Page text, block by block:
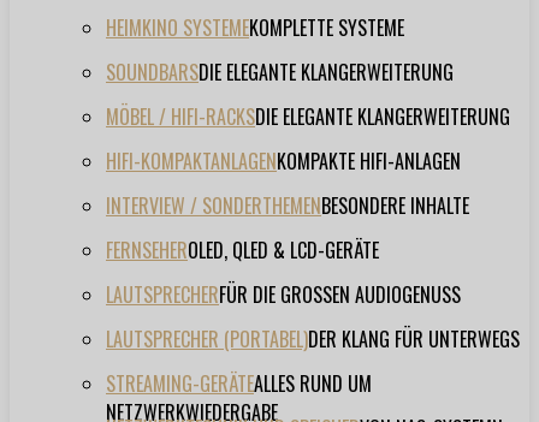
HEIMKINO SYSTEMEKOMPLETTE SYSTEME
SOUNDBARSDIE ELEGANTE KLANGERWEITERUNG
MÖBEL / HIFI-RACKSDIE ELEGANTE KLANGERWEITERUNG
HIFI-KOMPAKTANLAGENKOMPAKTE HIFI-ANLAGEN
INTERVIEW / SONDERTHEMENBESONDERE INHALTE
FERNSEHEROLED, QLED & LCD-GERÄTE
LAUTSPRECHERFÜR DIE GROSSEN AUDIOGENUSS
LAUTSPRECHER (PORTABEL)DER KLANG FÜR UNTERWEGS
STREAMING-GERÄTEALLES RUND UM
NETZWERKWIEDERGABE